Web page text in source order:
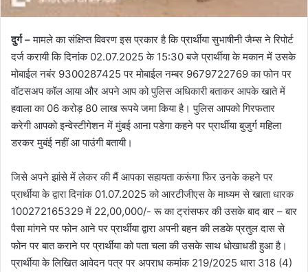
दुर्ग –मामले का संक्षिप्त विवरण इस प्रकार है कि प्रार्थीया सुभाषीनी जैम्स ने रिपोर्ट
दर्ज करायी कि दिनांक 02.07.2025 के 15:30 बजे प्रार्थीया के मकान में उसके
मोबाईल नबंर 9300287425 पर मोबाईल नम्बर 9679722769 का फोन पर
वॉटसअप कॉल आया और अपने आप को पुलिस अधिकारी बताकर आपके खाते में
हवाला का 06 करोड़ 80 लाख रूपये जमा किया है। पुलिस आपको गिरफतार
करेगी आपको इन्वेस्टीगेशन में मुंबई आना पडेगा कहने पर प्रार्थीया बुजुर्ग महिला
डरकर मुबंई नहीं आ पाउंगी बतायी।
जिसे अपने झांसे में लेकर की मैं आपका सहायता करूंगा फिर उनके कहने पर
प्रार्थीया के द्वारा दिनांक 01.07.2025 को आरटीजीएस के माध्यम से खाता धारक
100272165329 में 22,00,000/- रू का ट्रांसफर की उसके बाद बार – बार
पैसा मांगने पर फोन आने पर प्रार्थीया द्वारा अपनी बहन की लडके प्रतुल दास से
फोन पर बात कराने पर प्रार्थीया को पता चला की उसके साथ धोखाधडी हुआ है।
प्रार्थीया के लिखित आवेदन पत्र पर अपराध कमांक 219/2025 धारा 318 (4)